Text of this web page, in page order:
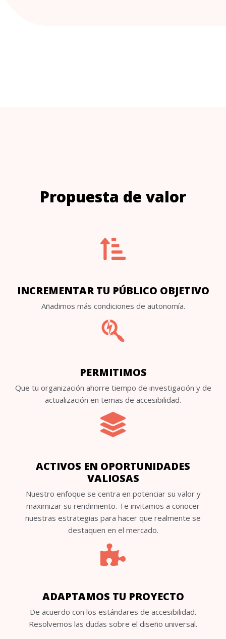
Propuesta de valor
INCREMENTAR TU PÚBLICO OBJETIVO
Añadimos más condiciones de autonomía.
PERMITIMOS
Que tu organización ahorre tiempo de investigación y de
actualización en temas de accesibilidad.
ACTIVOS EN OPORTUNIDADES
VALIOSAS
Nuestro enfoque se centra en potenciar su valor y
maximizar su rendimiento. Te invitamos a conocer
nuestras estrategias para hacer que realmente se
destaquen en el mercado.
ADAPTAMOS TU PROYECTO
De acuerdo con los estándares de accesibilidad.
Resolvemos las dudas sobre el diseño universal.